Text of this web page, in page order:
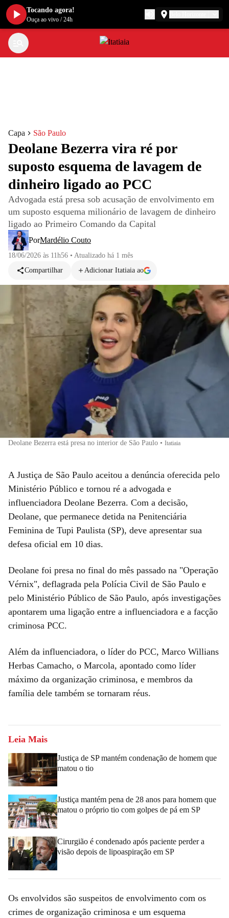
Capa São Paulo
Deolane Bezerra vira ré por
suposto esquema de lavagem de
dinheiro ligado ao PCC
Advogada está presa sob acusação de envolvimento em
um suposto esquema milionário de lavagem de dinheiro
ligado ao Primeiro Comando da Capital
PorMardélio Couto
18/06/2026 às 11h56 • Atualizado há 1 mês
Compartilhar
Adicionar Itatiaia ao
Deolane Bezerra está presa no interior de São Paulo • Itatiaia
A Justiça de São Paulo aceitou a denúncia oferecida pelo
Ministério Público e tornou ré a advogada e
influenciadora Deolane Bezerra. Com a decisão,
Deolane, que permanece detida na Penitenciária
Feminina de Tupi Paulista (SP), deve apresentar sua
defesa oficial em 10 dias.
Deolane foi presa no final do mês passado na "Operação
Vérnix", deflagrada pela Polícia Civil de São Paulo e
pelo Ministério Público de São Paulo, após investigações
apontarem uma ligação entre a influenciadora e a facção
criminosa PCC.
Além da influenciadora, o líder do PCC, Marco Willians
Herbas Camacho, o Marcola, apontado como líder
máximo da organização criminosa, e membros da
família dele também se tornaram réus.
Leia Mais
Justiça de SP mantém condenação de homem que
matou o tio
Justiça mantém pena de 28 anos para homem que
matou o próprio tio com golpes de pá em SP
Cirurgião é condenado após paciente perder a
visão depois de lipoaspiração em SP
Os envolvidos são suspeitos de envolvimento com os
crimes de organização criminosa e um esquema
Tocando agora!
Ouça ao vivo /24h